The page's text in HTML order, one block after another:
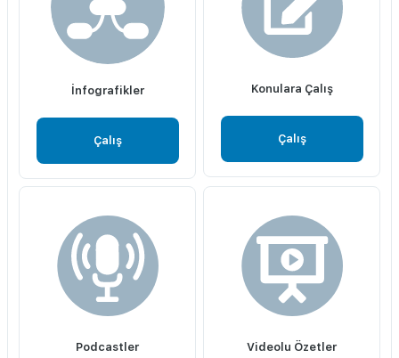
İnfografikler
Çalış
Konulara Çalış
Çalış
Podcastler Videolu Özetler